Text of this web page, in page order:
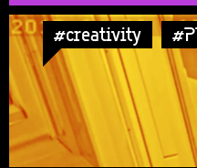
#creativity